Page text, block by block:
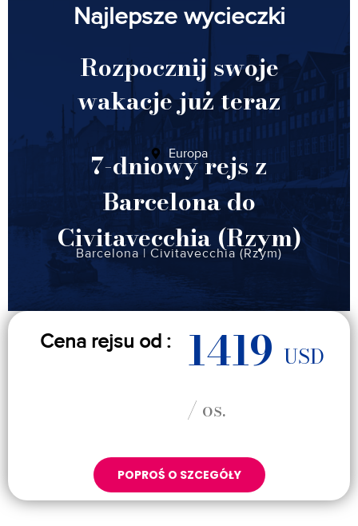
Najlepsze wycieczki
Rozpocznij swoje
wakacje już teraz
Europa
7-dniowy rejs z
Barcelona do
Civitavecchia (Rzym)
Barcelona | Civitavecchia (Rzym)
Cena rejsu od : 1419 USD
/ os.
POPROŚ O SZCEGÓŁY